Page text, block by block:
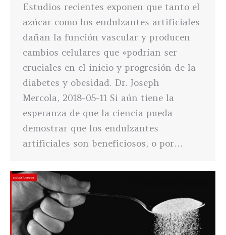
Estudios recientes exponen que tanto el
azúcar como los endulzantes artificiales
dañan la función vascular y producen
cambios celulares que «podrían ser
cruciales en el inicio y progresión de la
diabetes y obesidad. Dr. Joseph
Mercola, 2018-05-11 Si aún tiene la
esperanza de que la ciencia pueda
demostrar que los endulzantes
artificiales son beneficiosos, o por…